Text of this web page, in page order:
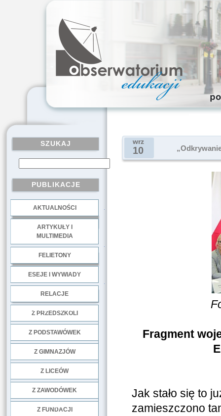
SZUKAJ
PUBLIKACJE
AKTUALNOŚCI
ARTYKUŁY I
MULTIMEDIA
FELIETONY
ESEJE I WYWIADY
RELACJE
Z PRZEDSZKOLI
Z PODSTAWÓWEK
Z GIMNAZJÓW
Z LICEÓW
Z ZAWODÓWEK
Z FUNDACJI
wrz
10
Fragment
Jak stało się to
zamieszczono